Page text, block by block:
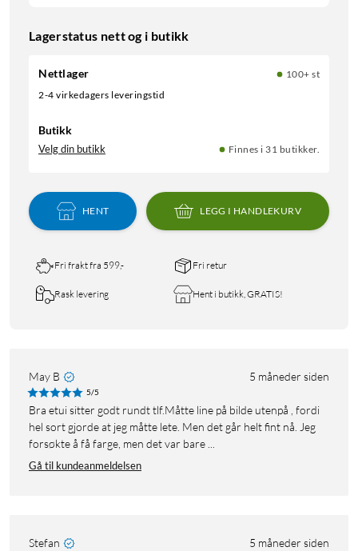
Lagerstatus nett og i butikk
Nettlager
100+ st
2-4 virkedagers leveringstid
Butikk
Velg din butikk Finnes i 31 butikker.
HENT LEGG I HANDLEKURV
Fri frakt fra 599,- Fri retur
Rask levering Hent i butikk, GRATIS!
May B 5 måneder siden
5/5
Bra etui sitter godt rundt tlf.Måtte line på bilde utenpå , fordi
hel sort gjorde at jeg måtte lete. Men det går helt fint nå. Jeg
forsøkte å få farge, men det var bare ...
Gå til kundeanmeldelsen
Stefan 5 måneder siden